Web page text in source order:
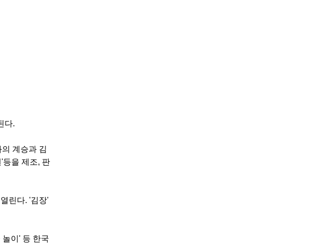
다.
계승과 김
등을 제조, 판
린다. '김장'
이' 등 한국